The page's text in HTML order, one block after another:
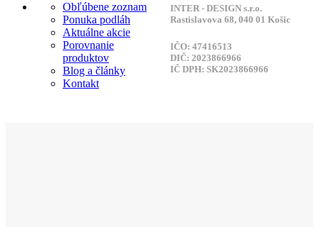
Obľúbene zoznam
Ponuka podláh
Aktuálne akcie
Porovnanie
produktov
Blog a články
Kontakt
INTER - DESIGN s.r.o.
Rastislavova 68, 040 01 Košic
IČO: 47416513
DIČ: 2023866966
IČ DPH: SK2023866966